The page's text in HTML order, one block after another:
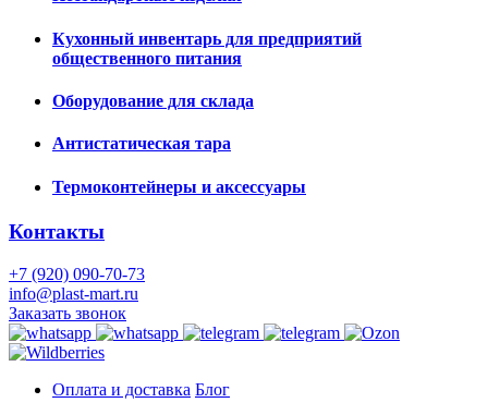
Кухонный инвентарь для предприятий
общественного питания
Оборудование для склада
Антистатическая тара
Термоконтейнеры и аксессуары
Контакты
+7 (920) 090-70-73
info@plast-mart.ru
Заказать звонок
Оплата и доставка Блог